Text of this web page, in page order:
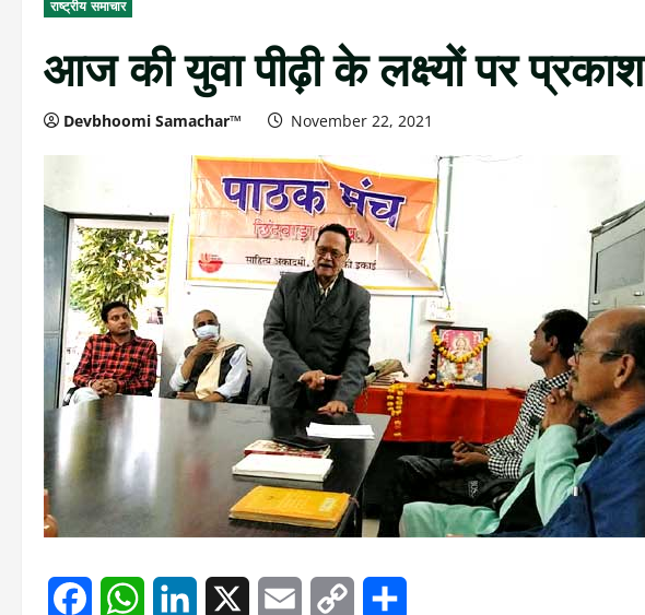
राष्ट्रीय समाचार
आज की युवा पीढ़ी के लक्ष्यों पर प्रकाश
Devbhoomi Samachar™ November 22, 2021
FacebookWhatsAppLinkedIn Email
Copy